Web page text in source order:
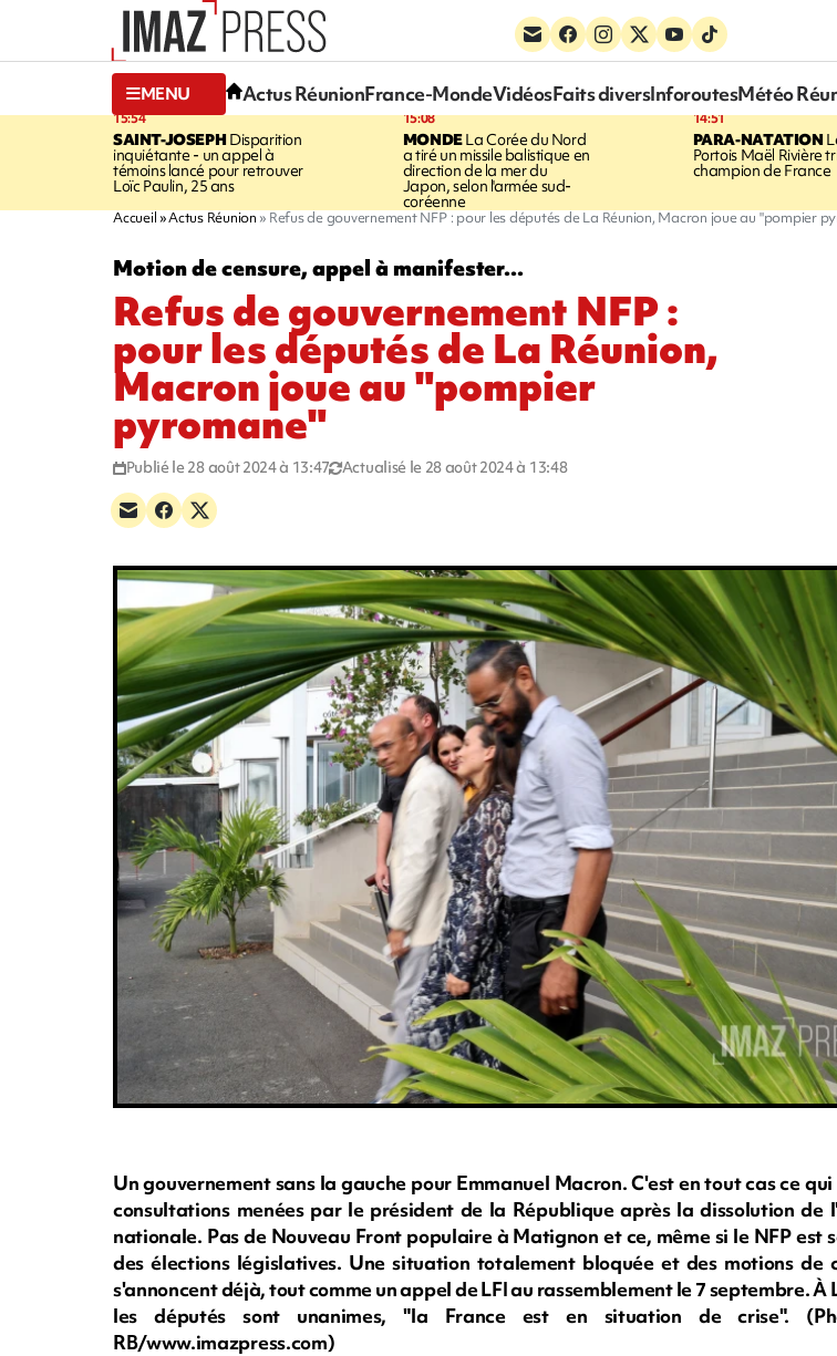
MENU Actus RéunionFrance-MondeVidéosFaits diversInforoutesMétéo
15:54
SAINT-JOSEPHDisparition
inquiétante - un appel à
témoins lancé pour retrouver
Loïc Paulin, 25 ans
15:08
MONDELa Corée du Nord
a tiré un missile balistique en
direction de la mer du
Japon, selon l'armée sud-
coréenne
14:51
PARA-NATATION
Portois Maël Rivière
champion de France
Accueil Actus Réunion Refus de gouvernement NFP : pour les députés de La Réunion, Macron joue au "pompier
Motion de censure, appel à manifester...
Refus de gouvernement NFP :
pour les députés de La Réunion,
Macron joue au "pompier
pyromane"
Publié le 28 août 2024 à 13:47 Actualisé le 28 août 2024 à 13:48
Un gouvernement sans la gauche pour Emmanuel Macron. C'est en tout cas ce
consultations menées par le président de la République après la dissolution de
nationale. Pas de Nouveau Front populaire à Matignon et ce, même si le NFP est
des élections législatives. Une situation totalement bloquée et des motions de
s'annoncent déjà, tout comme un appel de LFI au rassemblement le 7 septembre. À
les députés sont unanimes, "la France est en situation de crise".
RB/www.imazpress.com)